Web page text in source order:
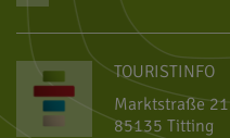
TOURISTINFO
Marktstraße 21
85135 Titting